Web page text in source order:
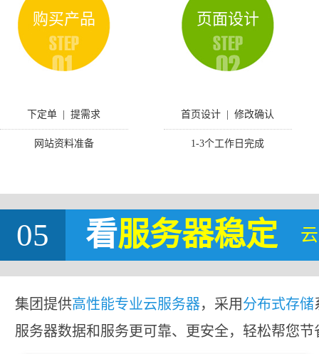
购买产品
下定单 | 提需求
网站资料准备
页面设计
首页设计 | 修改确认
1-3个工作日完成
05 看服务器稳定
集团提供高性能专业云服务器，采用分布式存储
服务器数据和服务更可靠、更安全，轻松帮您节